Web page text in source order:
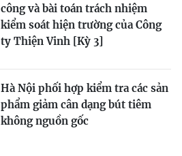
công và bài toán trách nhiệm
kiểm soát hiện trường của Công
ty Thiện Vinh [Kỳ 3]
Hà Nội phối hợp kiểm tra các sản
phẩm giảm cân dạng bút tiêm
không nguồn gốc